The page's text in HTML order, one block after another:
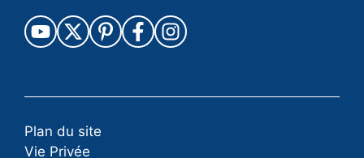
Plan du site
Vie Privée